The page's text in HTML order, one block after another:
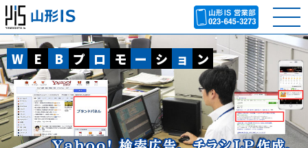
W E B プ ロ モ ー シ ョ ン